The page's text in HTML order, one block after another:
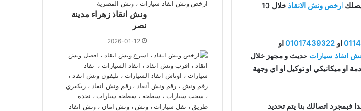
ارخص ونش الانقاذ
خلال 10
او 01017439322 او
انقاذ سيارات حديث و مجهز خلال
او ميكانيكي او توكيل او اي وجهة
ونش انقاذ زهراء مدينة
نصر
2026-01-12